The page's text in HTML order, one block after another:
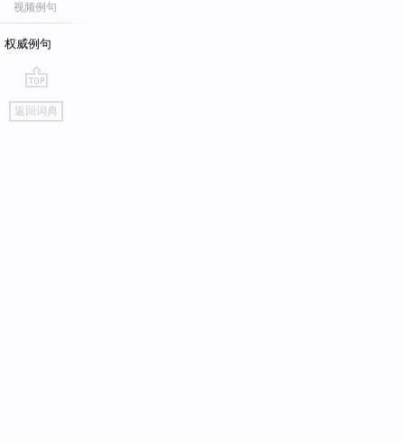
视频例句
权威例句
go
top
返回词典